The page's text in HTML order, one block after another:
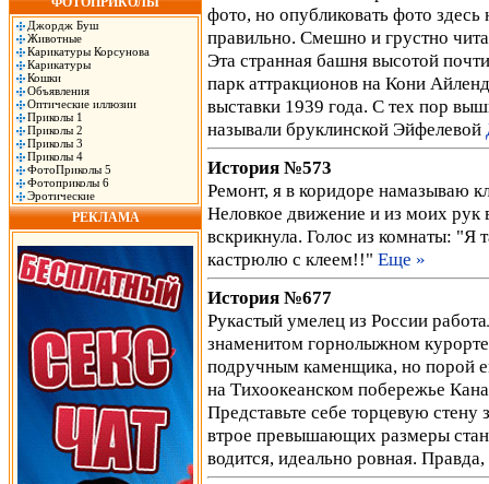
Джордж Буш
Животные
Карикатуры Корсунова
Карикатуры
Кошки
Объявления
Оптические иллюзии
Приколы 1
Приколы 2
Приколы 3
Приколы 4
ФотоПриколы 5
Фотоприколы 6
Эротические
РЕКЛАМА
фото, но опубликовать фото
правильно. Смешно и грустно
Эта странная башня высотой
парк аттракционов на Кони
выставки 1939 года. С тех пор
называли бруклинской Эйфелевой
История №573
Ремонт, я в коридоре намазываю
Неловкое движение и из моих рук
вскрикнула. Голос из комнаты: "Я
кастрюлю с клеем!!" Еще »
История №677
Рукастый умелец из России
знаменитом горнолыжном
подручным каменщика, но порой
на Тихоокеанском побережье
Представьте себе торцевую
втрое превышающих размеры
водится, идеально ровная.